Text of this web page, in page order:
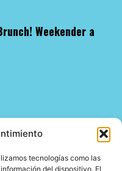
tecnologías como las
del dispositivo. El
Weekender a